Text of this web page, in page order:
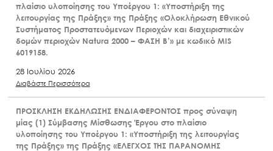
πλαίσιο υλοποίησης του Υποέργου 1: «Υποστήριξη της
λειτουργίας της Πράξης» της Πράξης «Ολοκλήρωση Εθνικού
Συστήματος Προστατευόμενων Περιοχών και διαχειριστικών
δομών περιοχών Natura 2000 – ΦΑΣΗ Β’» με κωδικό MIS
6019158.
28 Ιουλίου 2026
Διαβάστε Περισσότερα
ΠΡΟΣΚΛΗΣΗ ΕΚΔΗΛΩΣΗΣ ΕΝΔΙΑΦΕΡΟΝΤΟΣ προς σύναψη
μίας (1) Σύμβασης Μίσθωσης Έργου στο πλαίσιο
υλοποίησης του Υποέργου 1: «Υποστήριξη της λειτουργίας
της Πράξης» της Πράξης «ΕΛΕΓΧΟΣ ΤΗΣ ΠΑΡΑΝΟΜΗΣ